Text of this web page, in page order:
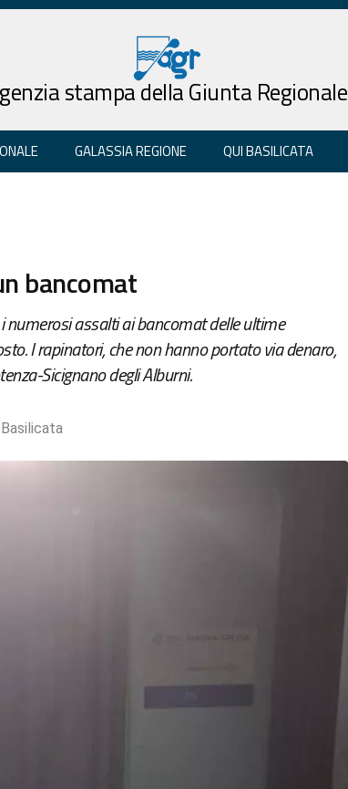
stampa della Giunta Regionale
GALASSIA REGIONE QUI BASILICATA
bancomat
numerosi assalti ai bancomat delle ultime
I rapinatori, che non hanno portato via denaro,
Sicignano degli Alburni.